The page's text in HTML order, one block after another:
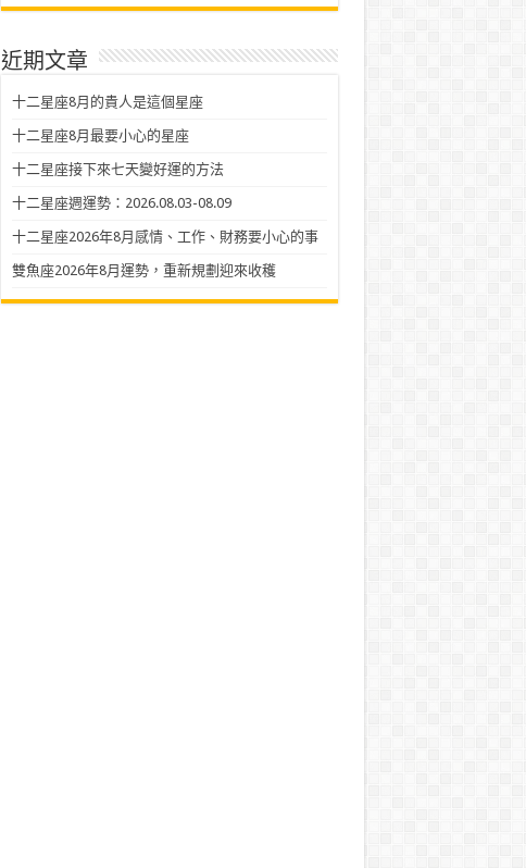
近期文章
十二星座8月的貴人是這個星座
十二星座8月最要小心的星座
十二星座接下來七天變好運的方法
十二星座週運勢：2026.08.03-08.09
十二星座2026年8月感情、工作、財務要小心的事
雙魚座2026年8月運勢，重新規劃迎來收穫